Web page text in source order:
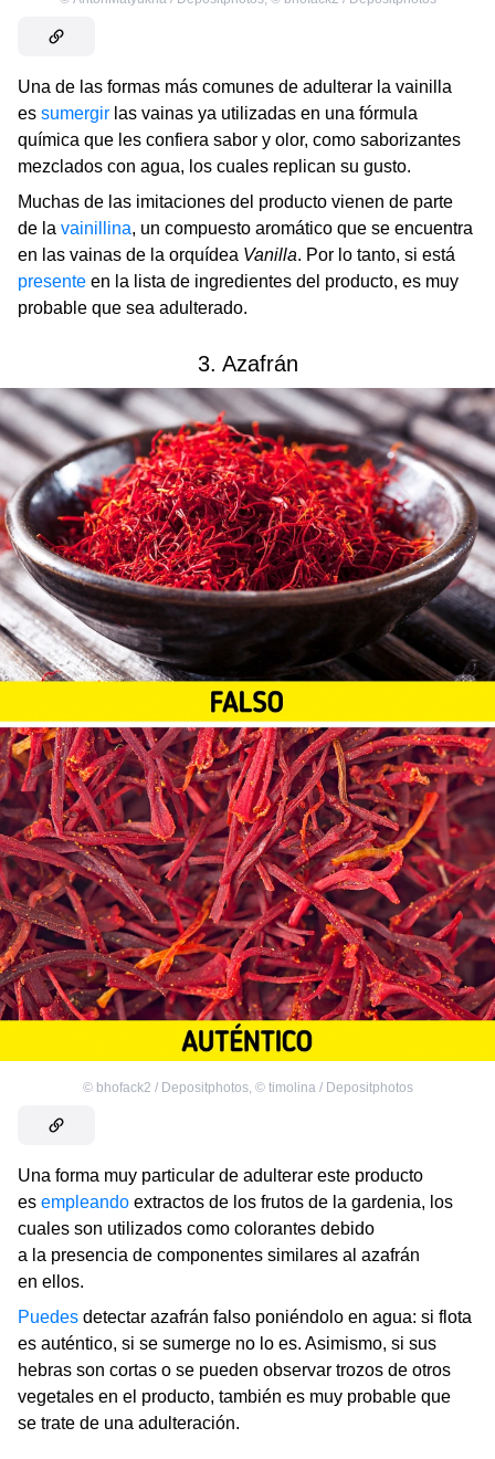
Una de las formas más comunes de adulterar la vainilla
es sumergir las vainas ya utilizadas en una fórmula
química que les confiera sabor y olor, como saborizantes
mezclados con agua, los cuales replican su gusto.
Muchas de las imitaciones del producto vienen de parte
de la vainillina, un compuesto aromático que se encuentra
en las vainas de la orquídea Vanilla. Por lo tanto, si está
presente en la lista de ingredientes del producto, es muy
probable que sea adulterado.
3. Azafrán
© bhofack2 / Depositphotos, © timolina / Depositphotos
Una forma muy particular de adulterar este producto
es empleando extractos de los frutos de la gardenia, los
cuales son utilizados como colorantes debido
a la presencia de componentes similares al azafrán
en ellos.
Puedes detectar azafrán falso poniéndolo en agua: si flota
es auténtico, si se sumerge no lo es. Asimismo, si sus
hebras son cortas o se pueden observar trozos de otros
vegetales en el producto, también es muy probable que
se trate de una adulteración.